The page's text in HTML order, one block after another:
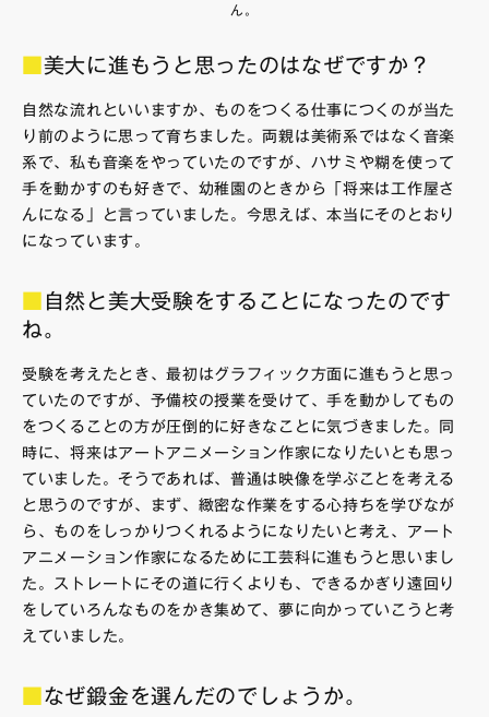
ん。
美大に進もうと思ったのはなぜですか？
自然な流れといいますか、ものをつくる仕事につくのが当た
り前のように思って育ちました。両親は美術系ではなく音楽
系で、私も音楽をやっていたのですが、ハサミや糊を使って
手を動かすのも好きで、幼稚園のときから「将来は工作屋さ
んになる」と言っていました。今思えば、本当にそのとおり
になっています。
自然と美大受験をすることになったのです
ね。
受験を考えたとき、最初はグラフィック方面に進もうと思っ
ていたのですが、予備校の授業を受けて、手を動かしてもの
をつくることの方が圧倒的に好きなことに気づきました。同
時に、将来はアートアニメーション作家になりたいとも思っ
ていました。そうであれば、普通は映像を学ぶことを考える
と思うのですが、まず、緻密な作業をする心持ちを学びなが
ら、ものをしっかりつくれるようになりたいと考え、アート
アニメーション作家になるために工芸科に進もうと思いまし
た。ストレートにその道に行くよりも、できるかぎり遠回り
をしていろんなものをかき集めて、夢に向かっていこうと考
えていました。
なぜ鍛金を選んだのでしょうか。